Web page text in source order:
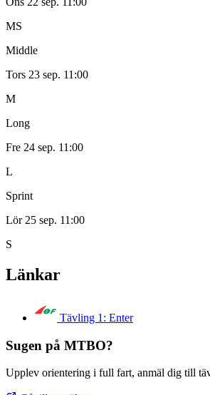
MS
Middle
Tors 23 sep. 11:00
M
Long
Fre 24 sep. 11:00
L
Sprint
Lör 25 sep. 11:00
S
Länkar
Tävling 1: Enter
Sugen på MTBO?
Upplev orientering i full fart, anmäl dig till